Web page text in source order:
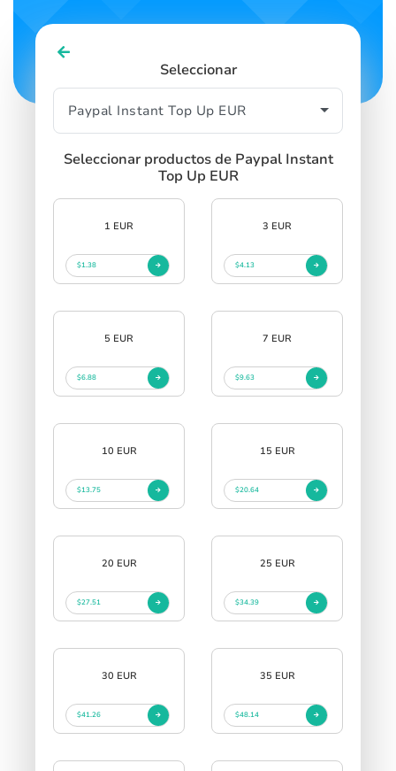
Seleccionar
Seleccionar productos de Paypal Instant
Top Up EUR
1 EUR
$1.38
3 EUR
$4.13
5 EUR
$6.88
7 EUR
$9.63
10 EUR
$13.75
15 EUR
$20.64
20 EUR
$27.51
25 EUR
$34.39
30 EUR
$41.26
35 EUR
$48.14